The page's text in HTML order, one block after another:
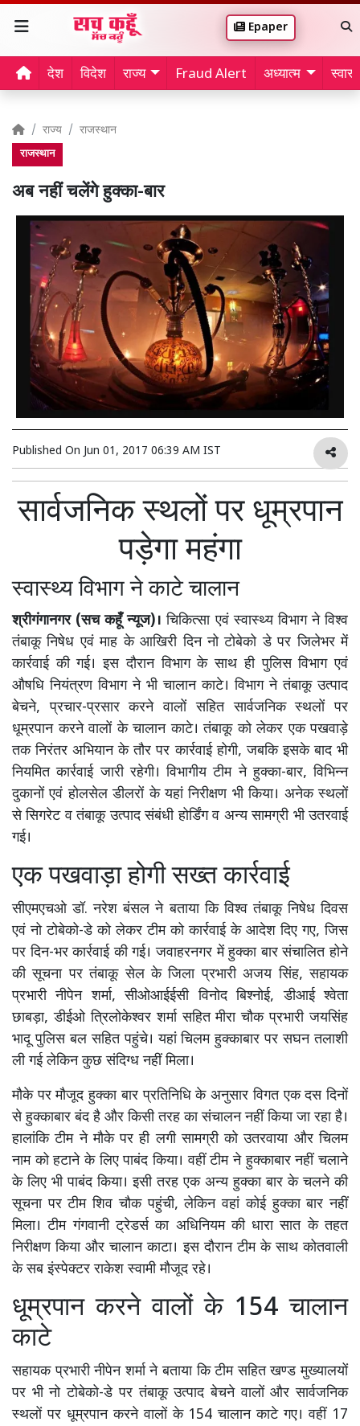
Epaper
देश विदेश राज्य Fraud Alert अध्यात्म
राज्य राजस्थान
राजस्थान
अब नहीं चलेंगे हुक्का-बार
Published On Jun 01, 2017 06:39 AM IST
सार्वजनिक स्थलों पर धूम्रपान
पड़ेगा महंगा
स्वास्थ्य विभाग ने काटे चालान
श्रीगंगानगर (सच कहूँ न्यूज)। चिकित्सा एवं स्वास्थ्य विभाग ने विश्व
तंबाकू निषेध एवं माह के आखिरी दिन नो टोबेको डे पर जिलेभर में
कार्रवाई की गई। इस दौरान विभाग के साथ ही पुलिस विभाग एवं
औषधि नियंत्रण विभाग ने भी चालान काटे। विभाग ने तंबाकू उत्पाद
बेचने, प्रचार-प्रसार करने वालों सहित सार्वजनिक स्थलों पर
धूम्रपान करने वालों के चालान काटे। तंबाकू को लेकर एक पखवाड़े
तक निरंतर अभियान के तौर पर कार्रवाई होगी, जबकि इसके बाद भी
नियमित कार्रवाई जारी रहेगी। विभागीय टीम ने हुक्का-बार, विभिन्न
दुकानों एवं होलसेल डीलरों के यहां निरीक्षण भी किया। अनेक स्थलों
से सिगरेट व तंबाकू उत्पाद संबंधी होर्डिंग व अन्य सामग्री भी उतरवाई
गई।
एक पखवाड़ा होगी सख्त कार्रवाई
सीएमएचओ डॉ. नरेश बंसल ने बताया कि विश्व तंबाकू निषेध दिवस
एवं नो टोबेको-डे को लेकर टीम को कार्रवाई के आदेश दिए गए, जिस
पर दिन-भर कार्रवाई की गई। जवाहरनगर में हुक्का बार संचालित होने
की सूचना पर तंबाकू सेल के जिला प्रभारी अजय सिंह, सहायक
प्रभारी नीपेन शर्मा, सीओआईईसी विनोद बिश्नोई, डीआई श्वेता
छाबड़ा, डीईओ त्रिलोकेश्वर शर्मा सहित मीरा चौक प्रभारी जयसिंह
भादू पुलिस बल सहित पहुंचे। यहां चिलम हुक्काबार पर सघन तलाशी
ली गई लेकिन कुछ संदिग्ध नहीं मिला।
मौके पर मौजूद हुक्का बार प्रतिनिधि के अनुसार विगत एक दस दिनों
से हुक्काबार बंद है और किसी तरह का संचालन नहीं किया जा रहा है।
हालांकि टीम ने मौके पर ही लगी सामग्री को उतरवाया और चिलम
नाम को हटाने के लिए पाबंद किया। वहीं टीम ने हुक्काबार नहीं चलाने
के लिए भी पाबंद किया। इसी तरह एक अन्य हुक्का बार के चलने की
सूचना पर टीम शिव चौक पहुंची, लेकिन वहां कोई हुक्का बार नहीं
मिला। टीम गंगवानी ट्रेडर्स का अधिनियम की धारा सात के तहत
निरीक्षण किया और चालान काटा। इस दौरान टीम के साथ कोतवाली
के सब इंस्पेक्टर राकेश स्वामी मौजूद रहे।
धूम्रपान करने वालों के 154 चालान
काटे
सहायक प्रभारी नीपेन शर्मा ने बताया कि टीम सहित खण्ड मुख्यालयों
पर भी नो टोबेको-डे पर तंबाकू उत्पाद बेचने वालों और सार्वजनिक
स्थलों पर धूम्रपान करने वालों के 154 चालान काटे गए। वहीं 17